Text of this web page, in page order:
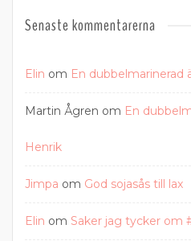
Senaste kommentarerna
Elin om En dubbelmarinerad
Martin Ågren om En
Henrik
Jimpa om God sojasås till lax
Elin om Saker jag tycker om